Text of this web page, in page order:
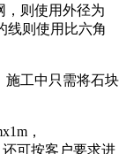
，则使用外径为
线则使用比六角
施工中只需将石块
，
还可按客户要求进